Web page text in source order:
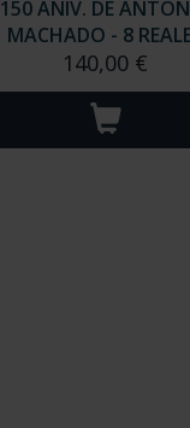
150 ANIV. DE
MACHADO - 8
140,00 €